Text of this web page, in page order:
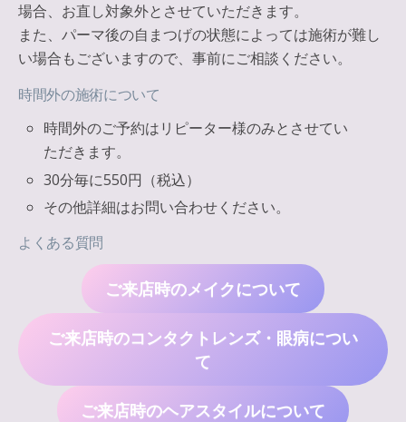
場合、お直し対象外とさせていただきます。
また、パーマ後の自まつげの状態によっては施術が難し
い場合もございますので、事前にご相談ください。
時間外の施術について
時間外のご予約はリピーター様のみとさせてい
ただきます。
30分毎に550円（税込）
その他詳細はお問い合わせください。
よくある質問
ご来店時のメイクについて
ご来店時のコンタクトレンズ・眼病につい
て
ご来店時のヘアスタイルについて